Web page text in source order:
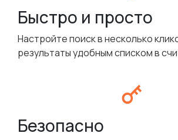
Быстро и просто
Настройте поиск в несколько
результаты удобным списком в
Безопасно